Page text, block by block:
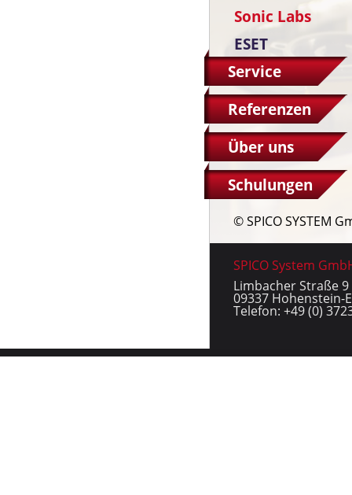
Sonic Labs
ESET
Service
Referenzen
Über uns
Schulungen
© SPICO SYSTEM
SPICO System
Limbacher Straße 9
09337 Hohenstein-
Telefon: +49 (0)